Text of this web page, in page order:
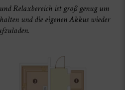
Relaxbereich ist groß genug um
und die eigenen Akkus wieder